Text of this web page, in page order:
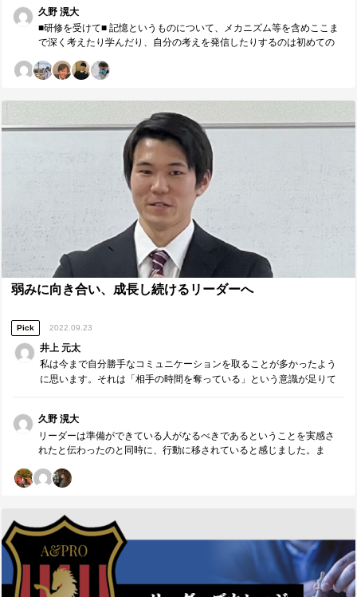
久野 滉大
■研修を受けて■ 記憶というものについて、メカニズム等を含めここま
で深く考えたり学んだり、自分の考えを発信したりするのは初めての
た。また、以前の研修で「深度3で伝える」という学びがあり、それの
ズムに関しても、興味をもってもらうなどの情動的な部分が重要にな
るということで、非常に関連することがあった。毎回の研修がすべて
結びつき、成長できると確信したので、実行をや振り返りを今後も継
続していこうと思う。 ■今後に向けて■ 特に、復習の話や睡眠の話を今
後に活かしたい。リーダーとして、互いの都合ではなく、メカニズム
に基づいたうえで復習のタイミングを意識したアプローチをメンバー
に行うこと、そこで伝える情報量、言語化してもらう情報は、セクシ
ョン・チーム両方で実行していきたい。また、エンターに対しても、
忘れられないようなアプローチをとっていこうと思う。睡眠について
も、まとまった時間睡眠をとらない日々が続いていたことが続いてい
たが、今回の研修を受けた結果、自分の身体を休めるだけでなく、賢
い頭になるためにも睡眠をまとめてとることは重要だと学んだ。今後
は「まとまった睡眠」を必ずとるように、また、とれるための準備を
行っていこうと思う。 ■研修講師（森口敦）へのメッセージ ■ 森口さ
まれて初めてだったのですが、上記のように、今後に活かせることを
多く学ぶことができました。自分が復習するタイミングを意識的に作
ること、それをリーダーとして周りにも発信すること、これを継続し
ていき、「忘れられない価値」を提供し続ける存在になります。
弱みに向き合い、成長し続けるリーダーへ
Pick 2022.09.23
井上 元太
私は今まで自分勝手なコミュニケーションを取ることが多かったよう
に思います。それは「相手の時間を奪っている」という意識が足りて
久野 滉大
リーダーは準備ができている人がなるべきであるということを実感さ
れたと伝わったのと同時に、行動に移されていると感じました。ま
続けることができるリーダーだと思います。この姿勢を忘れずにメン
もそんなリーダーになろうとしているので、ともに成長し続けましょ
う。